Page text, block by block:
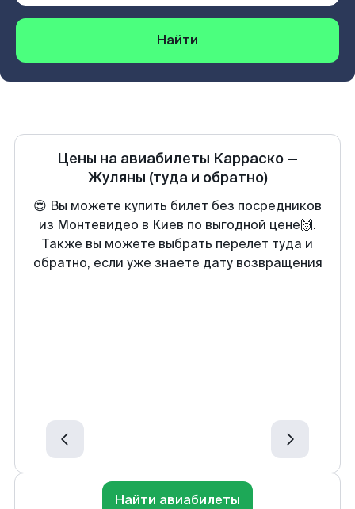
Найти
Цены на авиабилеты Карраско —
Жуляны (туда и обратно)
😍 Вы можете купить билет без посредников
из Монтевидео в Киев по выгодной цене🙌.
Также вы можете выбрать перелет туда и
обратно, если уже знаете дату возвращения
Найти авиабилеты